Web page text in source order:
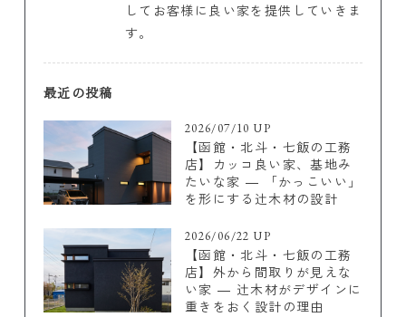
してお客様に良い家を提供していきま
す。
最近の投稿
2026/07/10 UP
【函館・北斗・七飯の工務
店】カッコ良い家、基地み
たいな家 ― 「かっこいい」
を形にする辻木材の設計
2026/06/22 UP
【函館・北斗・七飯の工務
店】外から間取りが見えな
い家 ― 辻木材がデザインに
重きをおく設計の理由